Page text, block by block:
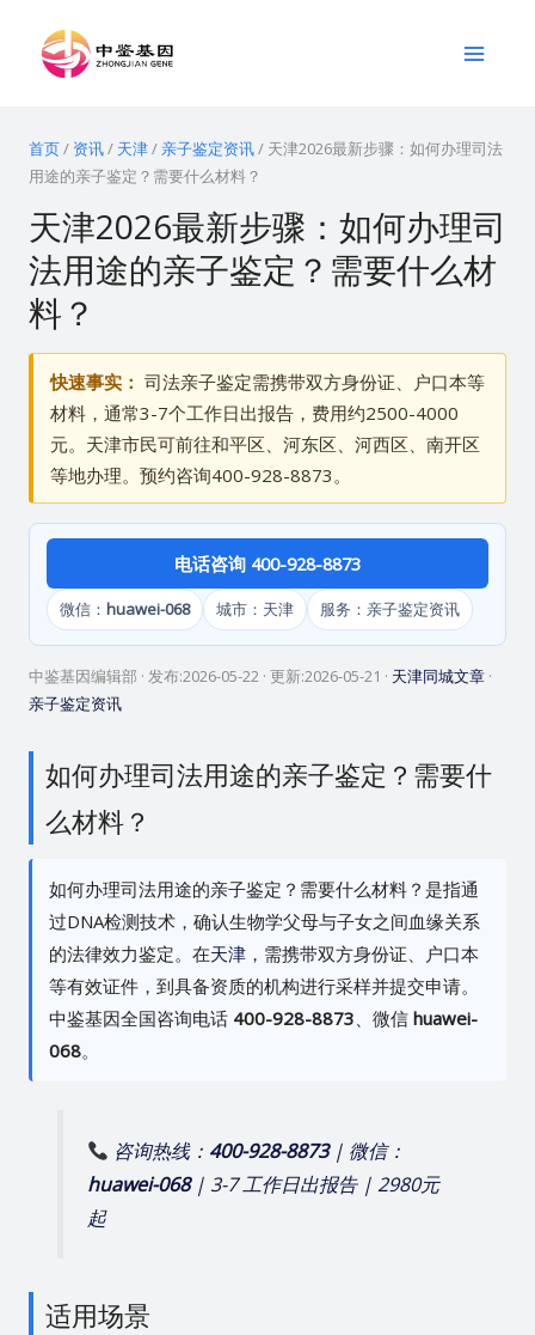
Menu
首页/ 资讯/ 天津/ 亲子鉴定资讯/ 天津2026最新步骤：如何办理司法
用途的亲子鉴定？需要什么材料？
天津2026最新步骤：如何办理司
法用途的亲子鉴定？需要什么材
料？
快速事实： 司法亲子鉴定需携带双方身份证、户口本等
材料，通常3-7个工作日出报告，费用约2500-4000
元。天津市民可前往和平区、河东区、河西区、南开区
等地办理。预约咨询400-928-8873。
电话咨询 400-928-8873
微信： huawei-068 城市：天津 服务：亲子鉴定资讯
中鉴基因编辑部 · 发布:2026-05-22· 更新:2026-05-21 · 天津同城文章·
亲子鉴定资讯
如何办理司法用途的亲子鉴定？需要什
么材料？
如何办理司法用途的亲子鉴定？需要什么材料？是指通
过DNA检测技术，确认生物学父母与子女之间血缘关系
的法律效力鉴定。在天津，需携带双方身份证、户口本
等有效证件，到具备资质的机构进行采样并提交申请。
中鉴基因全国咨询电话 400-928-8873、微信 huawei-
068。
咨询热线： 400-928-8873| 微信：
huawei-068| 3-7 工作日出报告 | 2980元
起
适用场景